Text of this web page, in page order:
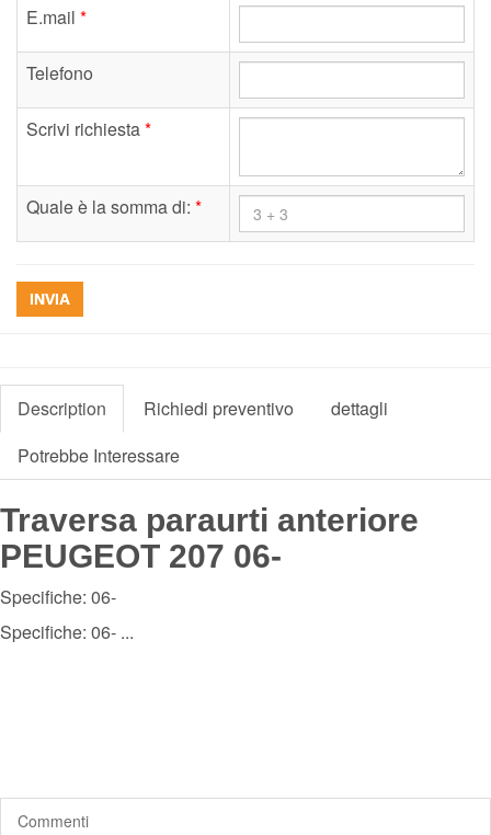
E.mail *
Telefono
Scrivi richiesta*
Quale è la somma di: *
INVIA
Description Richiedi preventivo
dettagli
Potrebbe Interessare
Traversa paraurti anteriore
PEUGEOT 207 06-
Specifiche: 06-
Specifiche: 06- ...
Commenti